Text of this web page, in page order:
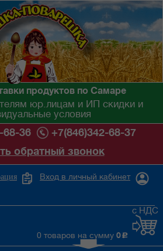
продуктов по Самаре
юр.лицам и ИП скидки и
условия
68-36
+7(846)342-68-37
обратный звонок
Вход в личный кабинет
0 товаров на сумму 0 c
с НДС